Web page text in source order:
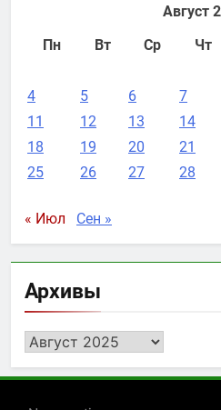
Август
Пн
Вт Ср Чт
4
5 6 7
11
12 13 14
18
19 20 21
25
26 27 28
« Июл Сен »
Архивы
Архивы